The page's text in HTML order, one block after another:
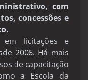
com
concessões e
em licitações e
2006. Há mais
de capacitação
a Escola da